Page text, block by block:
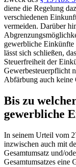
diene die Regelung
verschiedenen
vermeiden. Darüber
gewerbliche Einkünfte
lässt sich schließen,
Steuerfreiheit der
Gewerbesteuerpflicht
Abfärbung auch keine
Bis zu
gewerbliche
In seinem Urteil vom
inzwischen auch mit
Gesamtumsatz und/
Gesamtumsatzes eine